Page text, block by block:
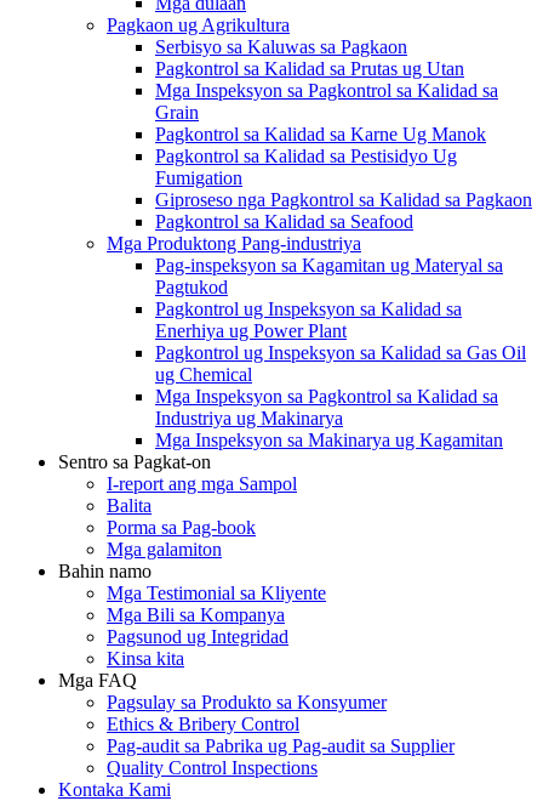
Pagkaon ug Agrikultura
Serbisyo sa Kaluwas sa Pagkaon
Pagkontrol sa Kalidad sa Prutas ug Utan
Mga Inspeksyon sa Pagkontrol sa Kalidad sa
Grain
Pagkontrol sa Kalidad sa Karne Ug Manok
Pagkontrol sa Kalidad sa Pestisidyo Ug
Fumigation
Giproseso nga Pagkontrol sa Kalidad sa Pagkaon
Pagkontrol sa Kalidad sa Seafood
Mga Produktong Pang-industriya
Pag-inspeksyon sa Kagamitan ug Materyal sa
Pagtukod
Pagkontrol ug Inspeksyon sa Kalidad sa
Enerhiya ug Power Plant
Pagkontrol ug Inspeksyon sa Kalidad sa Gas Oil
ug Chemical
Mga Inspeksyon sa Pagkontrol sa Kalidad sa
Industriya ug Makinarya
Mga Inspeksyon sa Makinarya ug Kagamitan
Sentro sa Pagkat-on
I-report ang mga Sampol
Balita
Porma sa Pag-book
Mga galamiton
Bahin namo
Mga Testimonial sa Kliyente
Mga Bili sa Kompanya
Pagsunod ug Integridad
Kinsa kita
Mga FAQ
Pagsulay sa Produkto sa Konsyumer
Ethics & Bribery Control
Pag-audit sa Pabrika ug Pag-audit sa Supplier
Quality Control Inspections
Kontaka Kami